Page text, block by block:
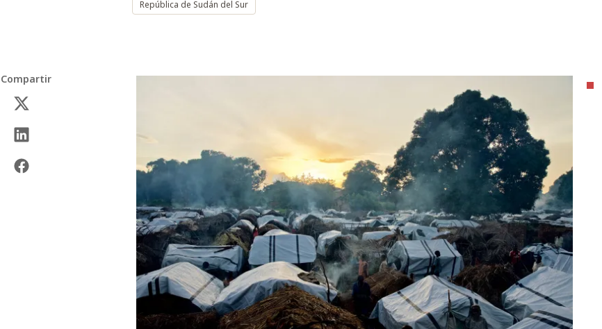
República de Sudán del Sur
Compartir